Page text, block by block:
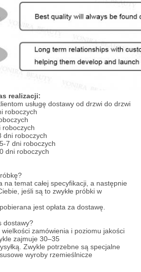
realizacji:
usługę dostawy od drzwi do drzwi
roboczych
roboczych
dni roboczych
7 dni roboczych
dni roboczych
na temat całej specyfikacji, a następnie
jeśli są to zwykłe próbki w
jest opłata za dostawę.
dostawy?
zamówienia i poziomu jakości
zajmuje 30–35
Zwykle potrzebne są specjalne
wyroby rzemieślnicze